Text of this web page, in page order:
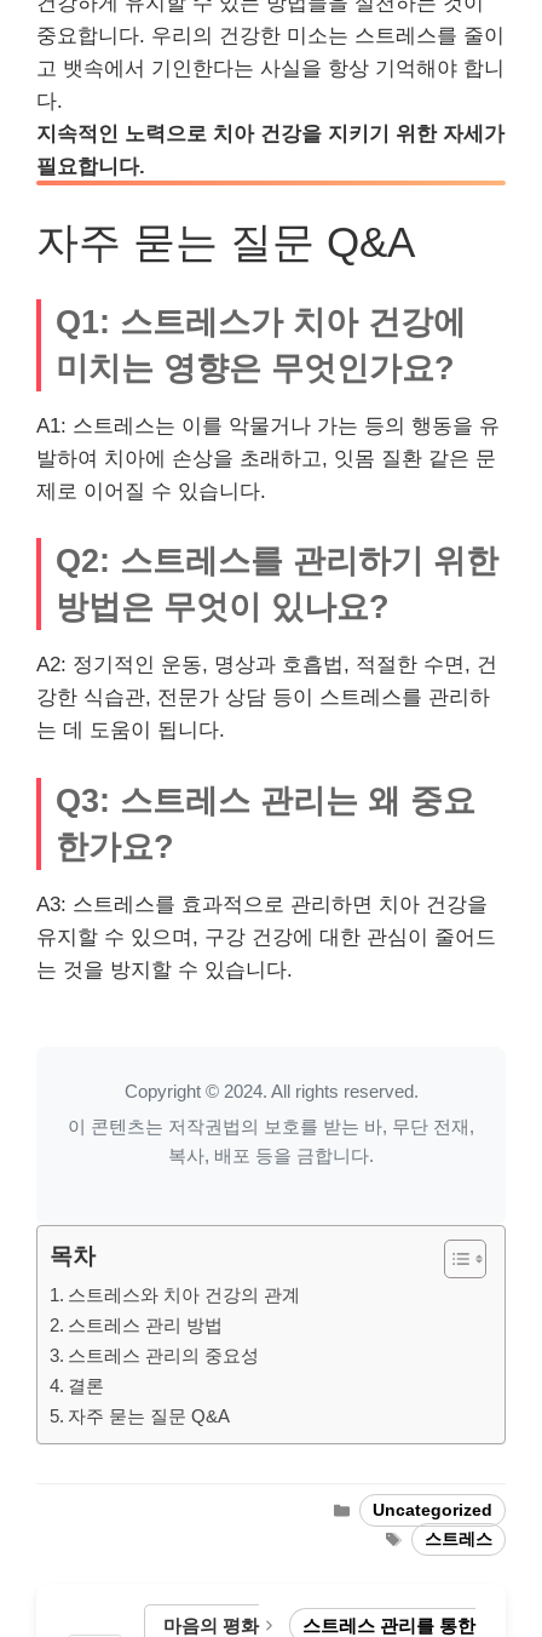
중요합니다. 우리의 건강한 미소는 스트레스를 줄이
고 뱃속에서 기인한다는 사실을 항상 기억해야 합니
다.
지속적인 노력으로 치아 건강을 지키기 위한 자세가
필요합니다.
자주 묻는 질문 Q&A
Q1: 스트레스가 치아 건강에
미치는 영향은 무엇인가요?
A1: 스트레스는 이를 악물거나 가는 등의 행동을 유
발하여 치아에 손상을 초래하고, 잇몸 질환 같은 문
제로 이어질 수 있습니다.
Q2: 스트레스를 관리하기 위한
방법은 무엇이 있나요?
A2: 정기적인 운동, 명상과 호흡법, 적절한 수면, 건
강한 식습관, 전문가 상담 등이 스트레스를 관리하
는 데 도움이 됩니다.
Q3: 스트레스 관리는 왜 중요
한가요?
A3: 스트레스를 효과적으로 관리하면 치아 건강을
유지할 수 있으며, 구강 건강에 대한 관심이 줄어드
는 것을 방지할 수 있습니다.
Copyright © 2024. All rights reserved.
이 콘텐츠는 저작권법의 보호를 받는 바, 무단 전재,
복사, 배포 등을 금합니다.
목차
스트레스와 치아 건강의 관계
스트레스 관리 방법
스트레스 관리의 중요성
결론
자주 묻는 질문 Q&A
Categories
Uncategorized
Tags스트레스
마음의 평화
스트레스 관리를 통한